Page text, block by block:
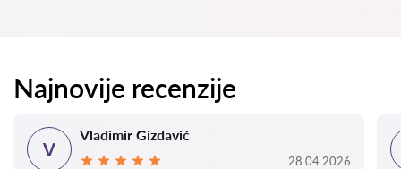
Najnovije recenzije
V
Vladimir Gizdavić
28.04.2026